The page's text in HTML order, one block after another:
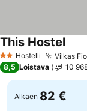
2 Tähtiluokitus
Hostelli Vilkas
This Hostel
8,5 Loistava 10
Alkaen 82 €